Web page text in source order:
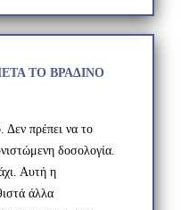
ΤΟ ΒΡΑΔΙΝΟ
Δεν πρέπει να το
δοσολογία.
Αυτή η
άλλα